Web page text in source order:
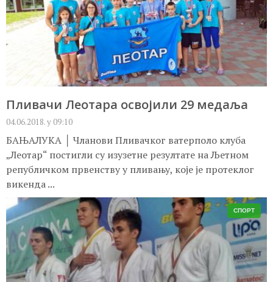
Пливачи Леотара освојили 29 медаља
04.06.2018. у 09:10
БАЊАЛУКА │ Чланови Пливачког ватерполо клуба
„Леотар“ постигли су изузетне резултате на Љетном
републичком првенству у пливању, које је протеклог
викенда ...
СПОРТ